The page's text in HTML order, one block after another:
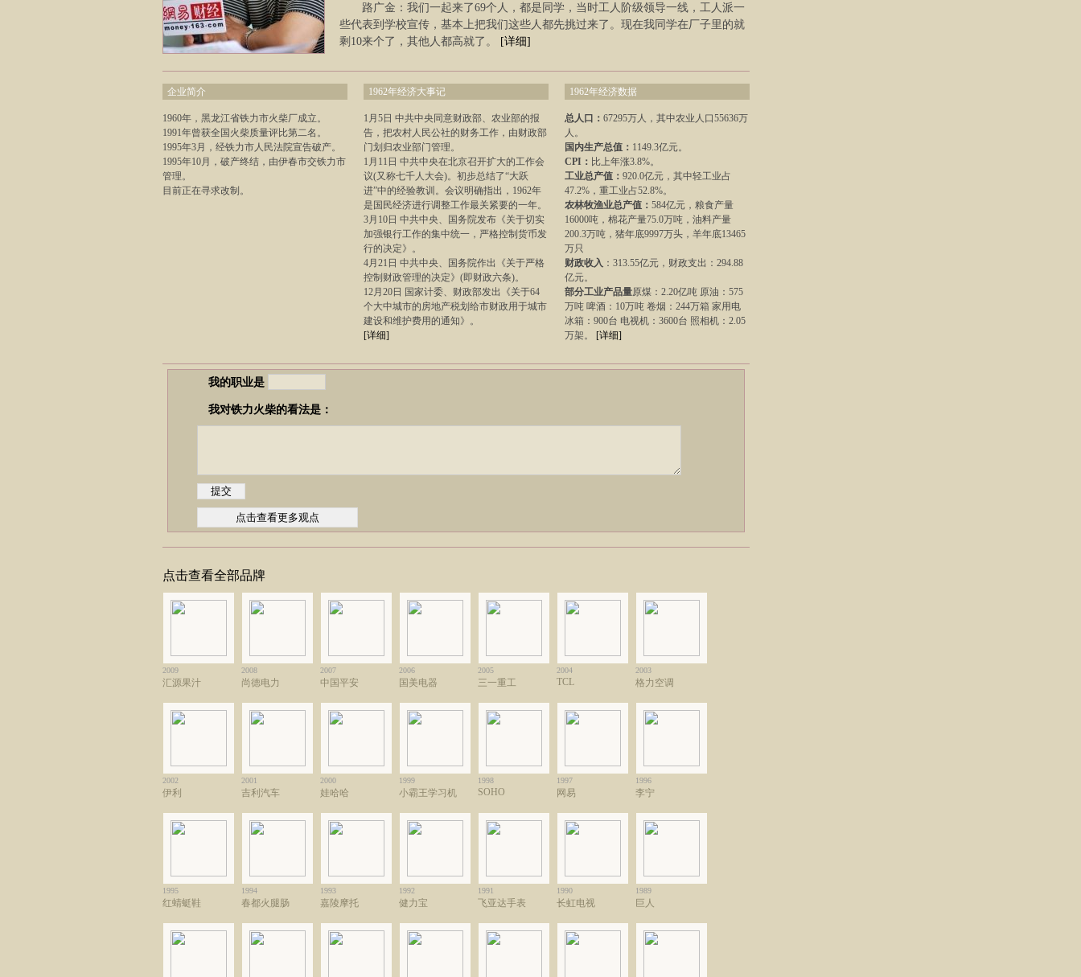
路广金：我们一起来了69个人，都是同学，当时工人阶级领导一线，工人派一
些代表到学校宣传，基本上把我们这些人都先挑过来了。现在我同学在厂子里的就
剩10来个了，其他人都高就了。
[详细]
企业简介 1962年经济大事记 1962年经济数据
1960年，黑龙江省铁力市火柴厂成立。
1991年曾获全国火柴质量评比第二名。
1995年3月，经铁力市人民法院宣告破产。
1995年10月，破产终结，由伊春市交铁力市
管理。
目前正在寻求改制。
1月5日 中共中央同意财政部、农业部的报
告，把农村人民公社的财务工作，由财政部
门划归农业部门管理。
1月11日 中共中央在北京召开扩大的工作会
议(又称七千人大会)。初步总结了“大跃
进”中的经验教训。会议明确指出，1962年
是国民经济进行调整工作最关紧要的一年。
3月10日 中共中央、国务院发布《关于切实
加强银行工作的集中统一，严格控制货币发
行的决定》。
4月21日 中共中央、国务院作出《关于严格
控制财政管理的决定》(即财政六条)。
12月20日 国家计委、财政部发出《关于64
个大中城市的房地产税划给市财政用于城市
建设和维护费用的通知》。
[详细]
总人口： 67295万人，其中农业人口55636万
人。
国内生产总值： 1149.3亿元。
CPI： 比上年涨3.8%。
工业总产值： 920.0亿元，其中轻工业占
47.2%，重工业占52.8%。
农林牧渔业总产值： 584亿元，粮食产量
16000吨，棉花产量75.0万吨，油料产量
200.3万吨，猪年底9997万头，羊年底13465
万只
财政收入 ：313.55亿元，财政支出：294.88
亿元。
部分工业产品量原煤：2.20亿吨 原油：575
万吨 啤酒：10万吨 卷烟：244万箱 家用电
冰箱：900台 电视机：3600台 照相机：2.05
万架。 [详细]
我的职业是
我对铁力火柴的看法是：
点击查看全部品牌
2009
汇源果汁
2008
尚德电力
2007
中国平安
2006
国美电器
2005
三一重工
2004
TCL
2003
格力空调
2002
伊利
2001
吉利汽车
2000
娃哈哈
1999
小霸王学习机
1998
SOHO
1997
网易
1996
李宁
1995
红蜻蜓鞋
1994
春都火腿肠
1993
嘉陵摩托
1992
健力宝
1991
飞亚达手表
1990
长虹电视
1989
巨人